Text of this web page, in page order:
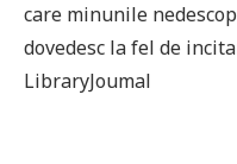
care minunile
dovedesc la fel de
LibraryJoumal